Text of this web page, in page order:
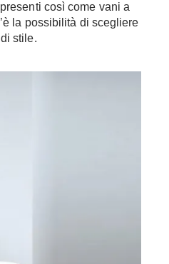
così come vani a
la possibilità di scegliere
stile.